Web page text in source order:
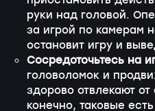
руки над головой.
за игрой по камерам
остановит игру и
Сосредоточьтесь на
головоломок и
здорово отвлекают от
конечно, таковые